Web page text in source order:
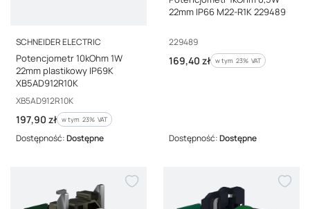
PRODUCENT
SCHNEIDER ELECTRIC
Potencjometr 10kOhm 1W
22mm plastikowy IP69K
XB5AD912R10K
Kod producenta
XB5AD912R10K
Cena brutto
197,90 zł w tym %s VAT
w tym 23% VAT
Dostępność:Dostępne
22mm IP66 M22-R1K 229489
Kod producenta
229489
Cena brutto
169,40 zł w tym %s VAT
w tym 23% VAT
Dostępność:Dostępne